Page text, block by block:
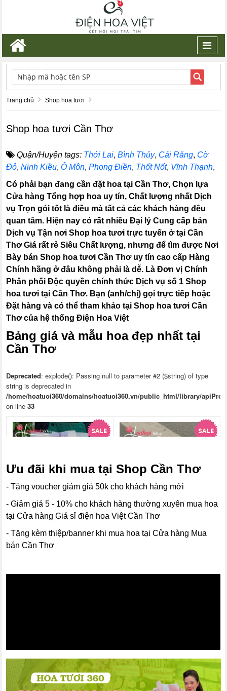
TÌM KIẾM
Trang chủ Shop hoa tươi
Shop hoa tươi Cần Thơ
Quận/Huyện tags: Thới Lai,Bình Thủy, Cái Răng, Cờ
Đỏ,Ninh Kiều,Ô Môn,Phong Điền, Thốt Nốt, Vĩnh Thạnh,
Có phải bạn đang cần đặt hoa tại Cần Thơ, Chọn lựa
Cửa hàng Tổng hợp hoa uy tín, Chất lượng nhất Dịch
vụ Trọn gói tốt là điều mà tất cả các khách hàng đều
quan tâm. Hiện nay có rất nhiều Đại lý Cung cấp bán
Dịch vụ Tận nơi Shop hoa tươi trực tuyến ở tại Cần
Thơ Giá rất rẻ Siêu Chất lượng, nhưng để tìm được Nơi
Bày bán Shop hoa tươi Cần Thơ uy tín cao cấp Hàng
Chính hãng ở đâu không phải là dễ. Là Đơn vị Chính
Phân phối Độc quyền chính thức Dịch vụ số 1 Shop
hoa tươi tại Cần Thơ. Bạn (anh/chị) gọi trực tiếp hoặc
Đặt hàng và có thể tham khảo tại Shop hoa tươi Cần
Thơ của hệ thống Điện Hoa Việt
Bảng giá và mẫu hoa đẹp nhất tại
Cần Thơ
Ưu đãi khi mua tại Shop Cần Thơ
- Tặng voucher giảm giá 50k cho khách hàng mới
- Giảm giá 5 - 10% cho khách hàng thường xuyên mua hoa
tại Cửa hàng Giá sỉ điện hoa Việt Cần Thơ
- Tặng kèm thiệp/banner khi mua hoa tại Cửa hàng Mua
bán Cần Thơ